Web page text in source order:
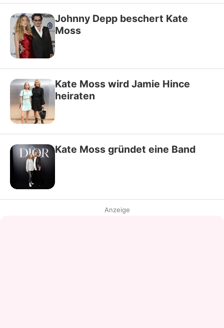
Johnny Depp beschert Kate
Moss
Kate Moss wird Jamie Hince
heiraten
Kate Moss gründet eine Band
Anzeige